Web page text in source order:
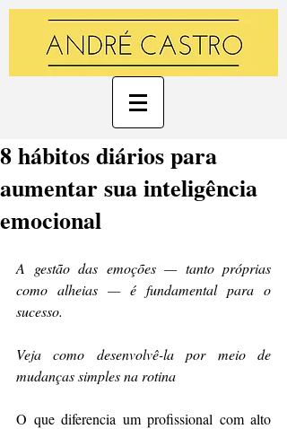
8 hábitos diários para
aumentar sua inteligência
emocional
A gestão das emoções — tanto próprias
como alheias — é fundamental para o
sucesso.
Veja como desenvolvê-la por meio de
mudanças simples na rotina
O que diferencia um profissional com alto